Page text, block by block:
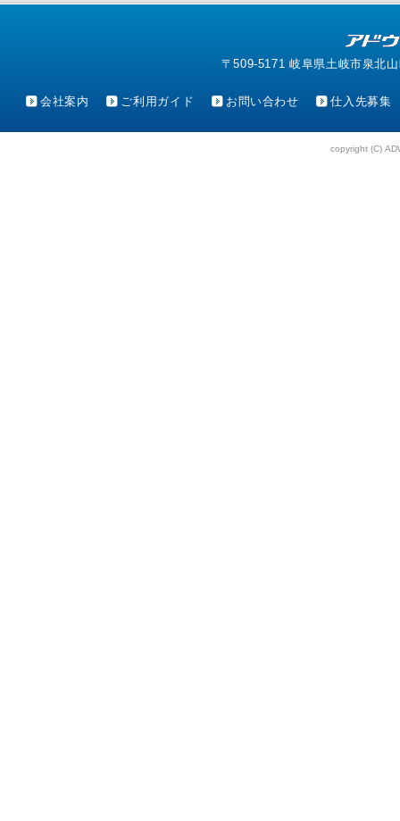
〒509-5171 岐阜県土岐市泉北
会社案内 ご利用ガイド お問い合わせ 仕入先募集
copyright (C)